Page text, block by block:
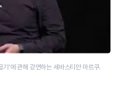
’에 관해 강연하는 세바스티안 마르쿠.